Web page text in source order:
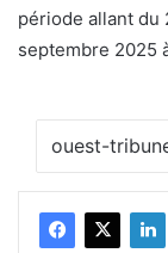
période allant du
septembre 2025